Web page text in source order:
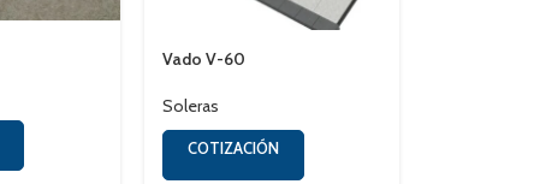
Vado V-60
Soleras
COTIZACIÓN